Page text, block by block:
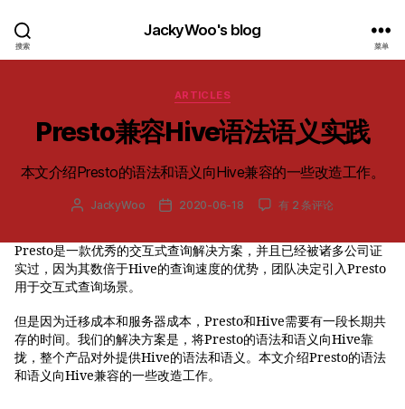
搜索
JackyWoo's blog
菜单
分
类
ARTICLES
Presto兼容Hive语法语义实践
本文介绍Presto的语法和语义向Hive兼容的一些改造工作。
文
者
JackyWoo
发
期
2020-06-18
Presto
Hive
语
义
实
践
有 2 条评论
Presto是一款优秀的交互式查询解决方案，并且已经被诸多公司证
实过，因为其数倍于Hive的查询速度的优势，团队决定引入Presto
用于交互式查询场景。
但是因为迁移成本和服务器成本，Presto和Hive需要有一段长期共
存的时间。我们的解决方案是，将Presto的语法和语义向Hive靠
拢，整个产品对外提供Hive的语法和语义。本文介绍Presto的语法
和语义向Hive兼容的一些改造工作。